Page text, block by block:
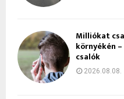
Milliókat
környékén
csalók
2026.08.08.